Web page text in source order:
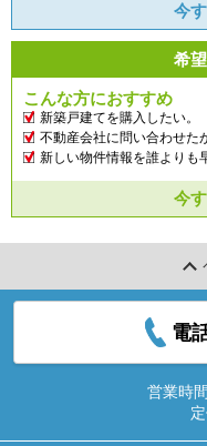
今
希
こんな方におすすめ
新築戸建てを購入したい。
不動産会社に問い合わせた
新しい物件情報を誰よりも
今
電
営業時間